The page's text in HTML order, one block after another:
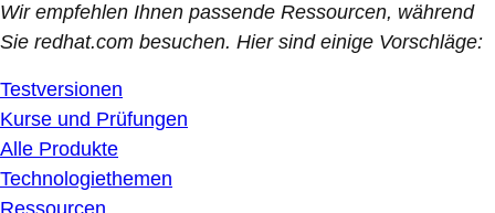
Wir empfehlen Ihnen passende Ressourcen, während
Sie redhat.com besuchen. Hier sind einige Vorschläge:
Testversionen
Kurse und Prüfungen
Alle Produkte
Technologiethemen
Ressourcen